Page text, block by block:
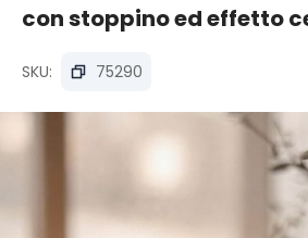
con stoppino ed effetto
SKU: 75290
Salta la galleria di immagini